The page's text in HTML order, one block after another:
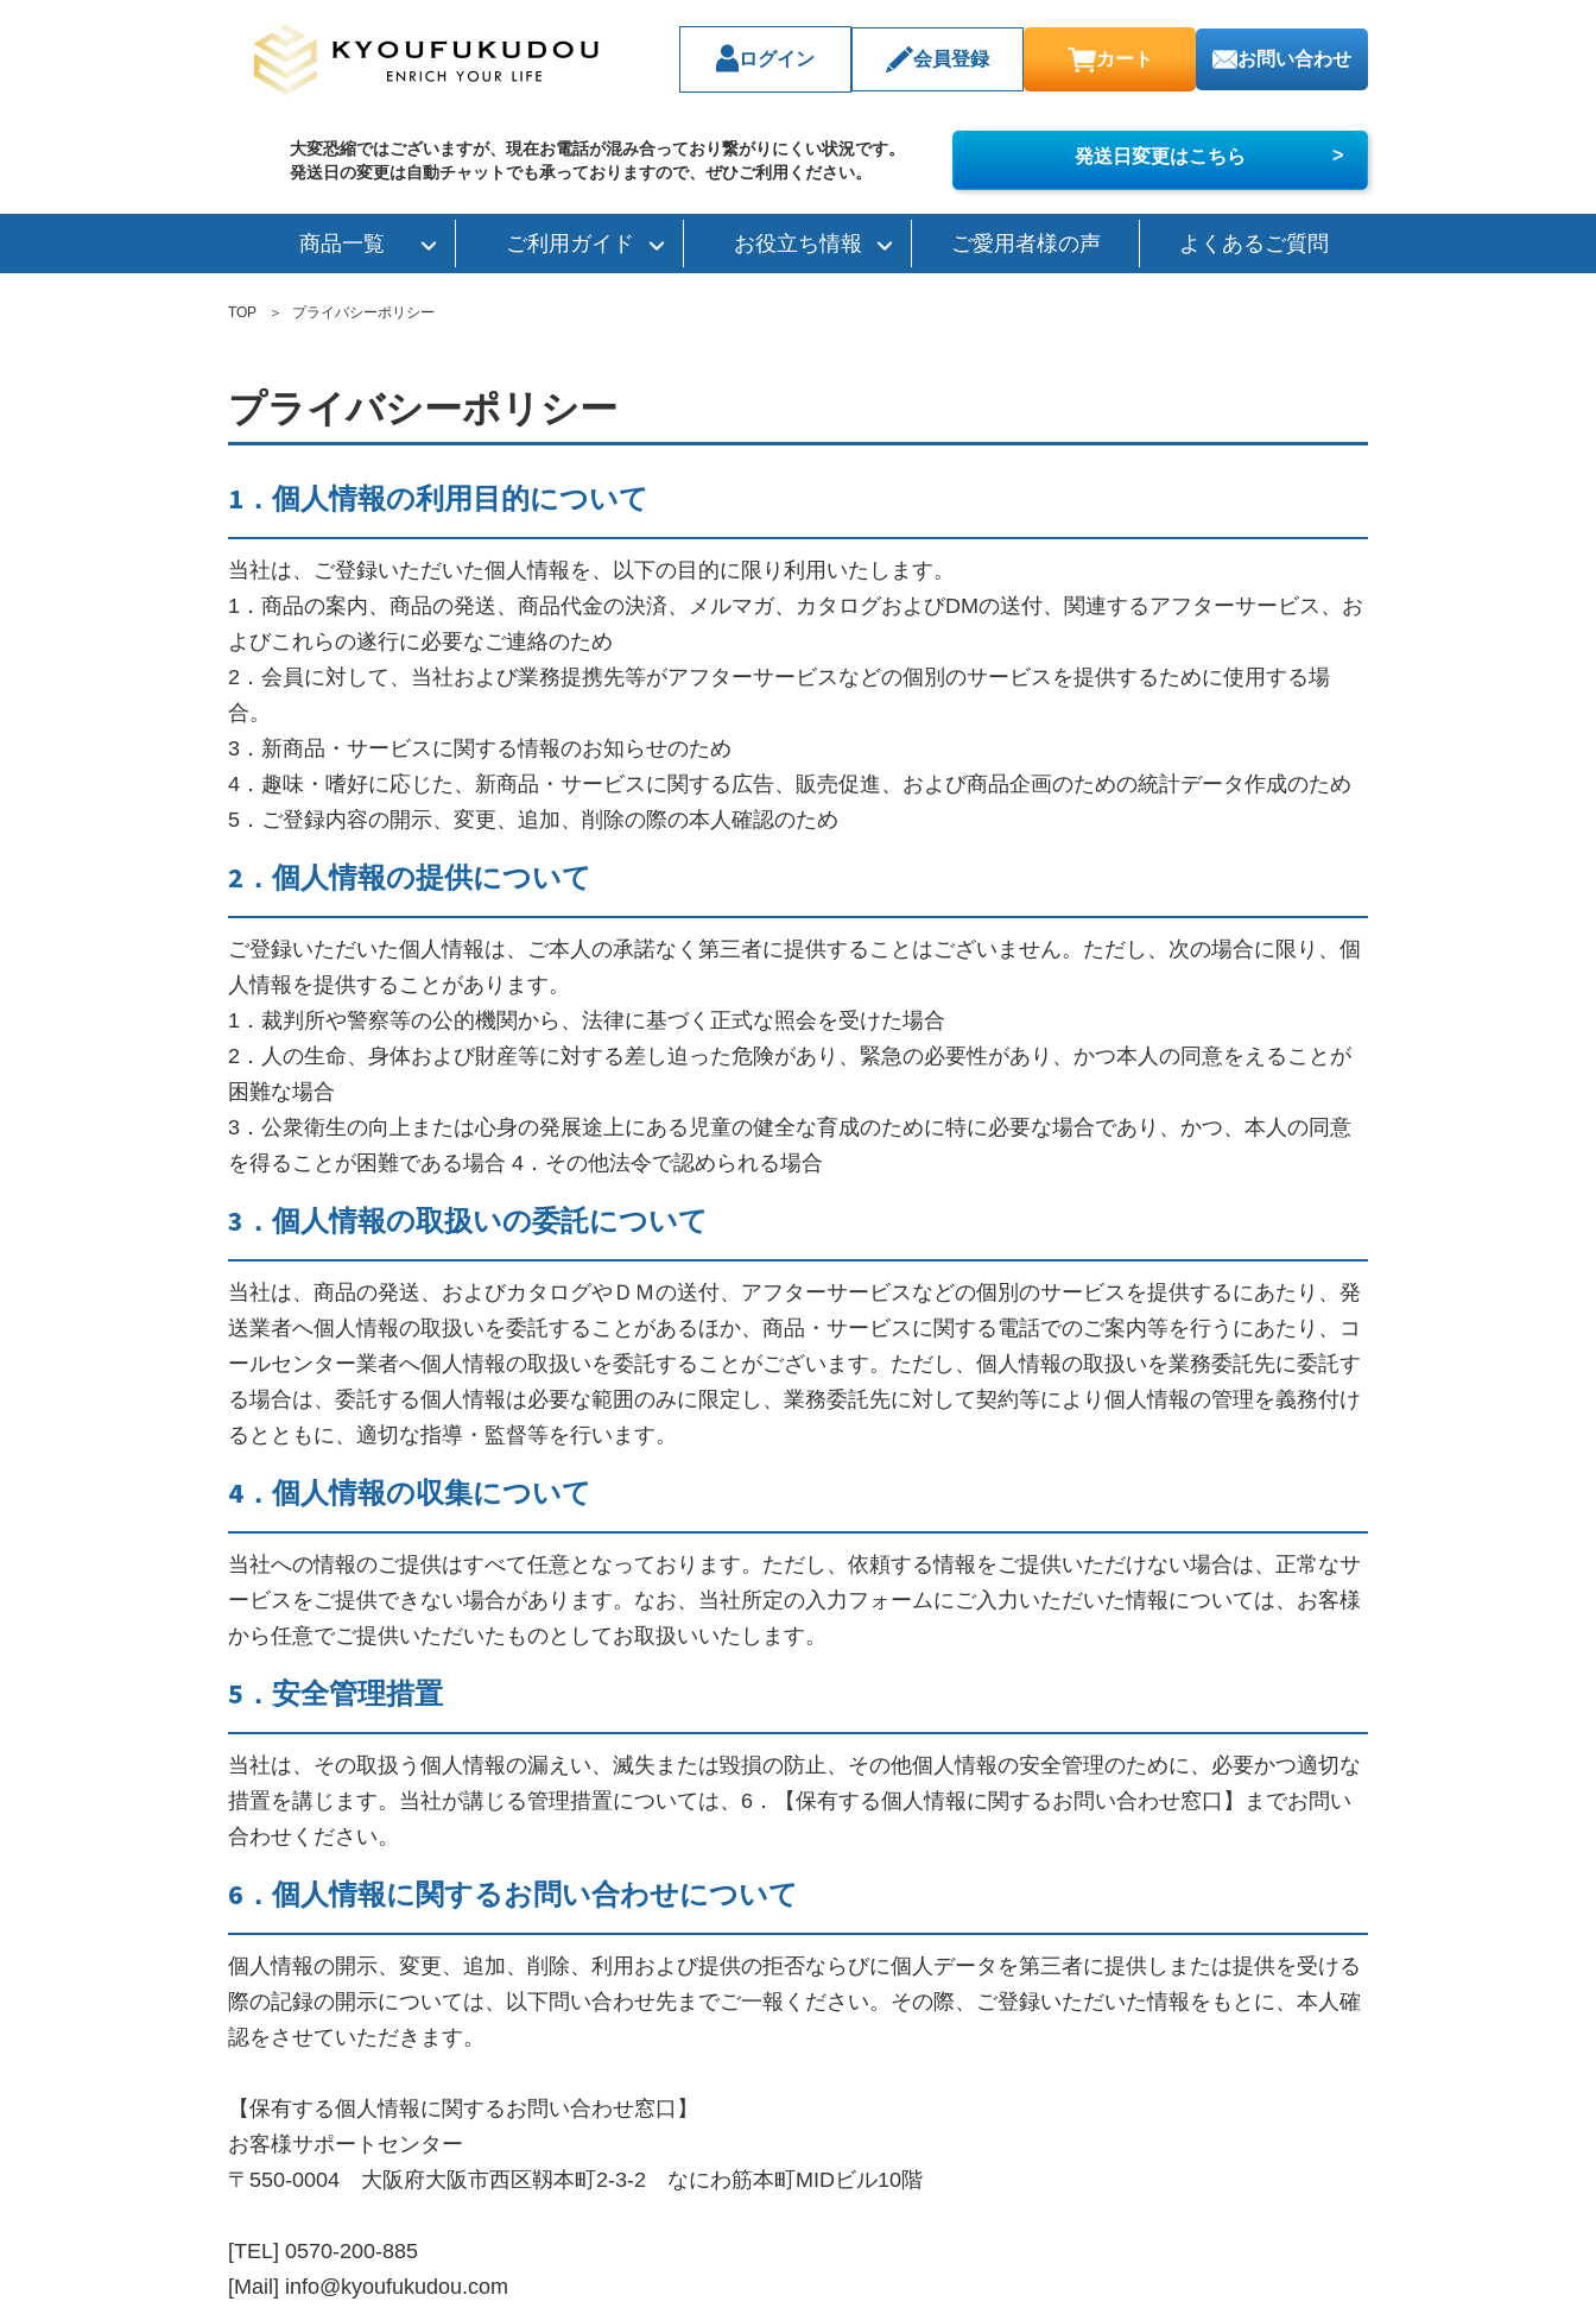
ログイン 会員登録 カート お問い合わせ
大変恐縮ではございますが、現在お電話が混み合っており繋がりにくい状況です。
発送日の変更は自動チャットでも承っておりますので、ぜひご利用ください。
発送日変更はこちら >
商品一覧 ご利用ガイド お役立ち情報 ご愛用者様の声 よくあるご質問
TOP プライバシーポリシー
プライバシーポリシー
1．個人情報の利用目的について
当社は、ご登録いただいた個人情報を、以下の目的に限り利用いたします。
1．商品の案内、商品の発送、商品代金の決済、メルマガ、カタログおよびDMの送付、関連するアフターサービス、お
よびこれらの遂行に必要なご連絡のため
2．会員に対して、当社および業務提携先等がアフターサービスなどの個別のサービスを提供するために使用する場
合。
3．新商品・サービスに関する情報のお知らせのため
4．趣味・嗜好に応じた、新商品・サービスに関する広告、販売促進、および商品企画のための統計データ作成のため
5．ご登録内容の開示、変更、追加、削除の際の本人確認のため
2．個人情報の提供について
ご登録いただいた個人情報は、ご本人の承諾なく第三者に提供することはございません。ただし、次の場合に限り、個
人情報を提供することがあります。
1．裁判所や警察等の公的機関から、法律に基づく正式な照会を受けた場合
2．人の生命、身体および財産等に対する差し迫った危険があり、緊急の必要性があり、かつ本人の同意をえることが
困難な場合
3．公衆衛生の向上または心身の発展途上にある児童の健全な育成のために特に必要な場合であり、かつ、本人の同意
を得ることが困難である場合 4．その他法令で認められる場合
3．個人情報の取扱いの委託について
当社は、商品の発送、およびカタログやＤＭの送付、アフターサービスなどの個別のサービスを提供するにあたり、発
送業者へ個人情報の取扱いを委託することがあるほか、商品・サービスに関する電話でのご案内等を行うにあたり、コ
ールセンター業者へ個人情報の取扱いを委託することがございます。ただし、個人情報の取扱いを業務委託先に委託す
る場合は、委託する個人情報は必要な範囲のみに限定し、業務委託先に対して契約等により個人情報の管理を義務付け
るとともに、適切な指導・監督等を行います。
4．個人情報の収集について
当社への情報のご提供はすべて任意となっております。ただし、依頼する情報をご提供いただけない場合は、正常なサ
ービスをご提供できない場合があります。なお、当社所定の入力フォームにご入力いただいた情報については、お客様
から任意でご提供いただいたものとしてお取扱いいたします。
5．安全管理措置
当社は、その取扱う個人情報の漏えい、滅失または毀損の防止、その他個人情報の安全管理のために、必要かつ適切な
措置を講じます。当社が講じる管理措置については、6．【保有する個人情報に関するお問い合わせ窓口】までお問い
合わせください。
6．個人情報に関するお問い合わせについて
個人情報の開示、変更、追加、削除、利用および提供の拒否ならびに個人データを第三者に提供しまたは提供を受ける
際の記録の開示については、以下問い合わせ先までご一報ください。その際、ご登録いただいた情報をもとに、本人確
認をさせていただきます。
【保有する個人情報に関するお問い合わせ窓口】
お客様サポートセンター
〒550-0004 大阪府大阪市西区靱本町2-3-2 なにわ筋本町MIDビル10階
[TEL] 0570-200-885
[Mail] info@kyoufukudou.com